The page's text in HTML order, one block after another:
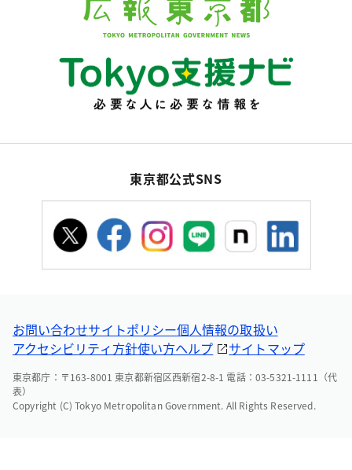
東京都公式SNS
お問い合わせサイトポリシー個人情報の取扱い
アクセシビリティ方針使い方ヘルプ サイトマップ
東京都庁：〒163-8001 東京都新宿区西新宿2-8-1 電話：03-5321-1111（代
表）
Copyright (C) Tokyo Metropolitan Government. All Rights Reserved.